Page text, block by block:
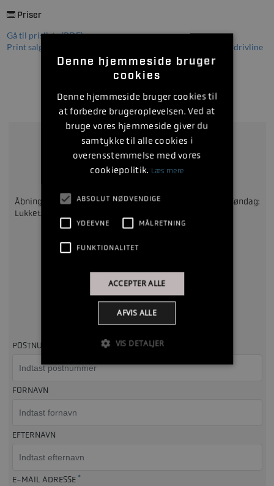
Priser
Gå til prisliste (PDF)
Print salgsopstilling for MerCruiser 4.5L MPI 250hk Bravo I drivline
Bliv kontaktet hurtigt muligt
Ring på65321695
Åbningstider: Man-fre: 10:00 - 17:00. Lør: 10:00 - 13:00. Søndag:
Lukket.
eller
Udfyld formularen
Så kontakter vi dig, så hurtigt som muligt
POSTNUMMER
FORNAVN
EFTERNAVN
E-MAIL ADRESSE *
Denne hjemmeside bruger
cookies
Denne hjemmeside bruger cookies til
at forbedre brugeroplevelsen. Ved at
bruge vores hjemmeside giver du
samtykke til alle cookies i
overensstemmelse med vores
cookiepolitik. Læs mere
ABSOLUT NØDVENDIGE
YDEEVNE MÅLRETNING
FUNKTIONALITET
ACCEPTER ALLE
AFVIS ALLE
VIS DETALJER